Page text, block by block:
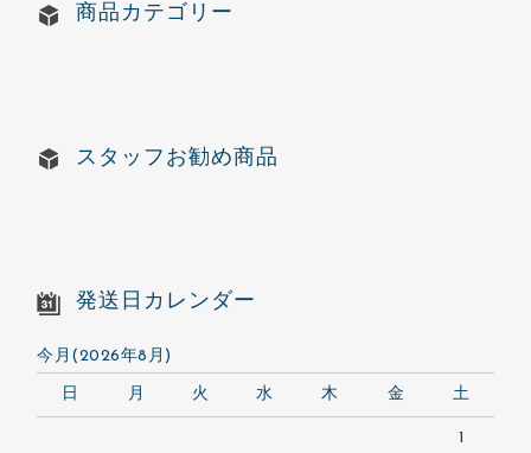
商品カテゴリー
スタッフお勧め商品
発送日カレンダー
今月(2026年8月)
日 月 火 水 木 金 土
1